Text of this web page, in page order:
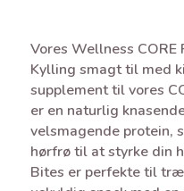
Vores Wellness
Kylling smagt til med
supplement til vores
er en naturlig
velsmagende protein,
hørfrø til at styrke din
Bites er perfekte til